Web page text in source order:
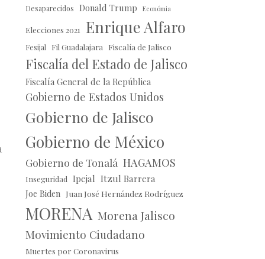
Desaparecidos Donald Trump Económia
Elecciones 2021 Enrique Alfaro
Fesijal Fil Guadalajara Fiscalía de Jalisco
Fiscalía del Estado de Jalisco
Fiscalía General de la República
Gobierno de Estados Unidos
Gobierno de Jalisco
Gobierno de México
Gobierno de Tonalá HAGAMOS
Inseguridad Ipejal Itzul Barrera
Joe Biden Juan José Hernández Rodríguez
MORENA Morena Jalisco
Movimiento Ciudadano
Muertes por Coronavirus